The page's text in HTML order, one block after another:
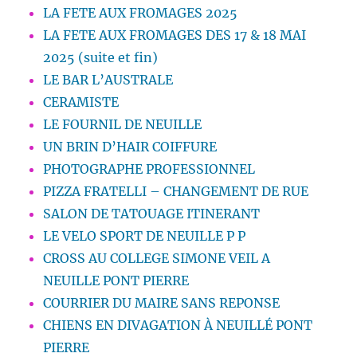
LA FETE AUX FROMAGES 2025
LA FETE AUX FROMAGES DES 17 & 18 MAI
2025 (suite et fin)
LE BAR L’AUSTRALE
CERAMISTE
LE FOURNIL DE NEUILLE
UN BRIN D’HAIR COIFFURE
PHOTOGRAPHE PROFESSIONNEL
PIZZA FRATELLI – CHANGEMENT DE RUE
SALON DE TATOUAGE ITINERANT
LE VELO SPORT DE NEUILLE P P
CROSS AU COLLEGE SIMONE VEIL A
NEUILLE PONT PIERRE
COURRIER DU MAIRE SANS REPONSE
CHIENS EN DIVAGATION À NEUILLÉ PONT
PIERRE